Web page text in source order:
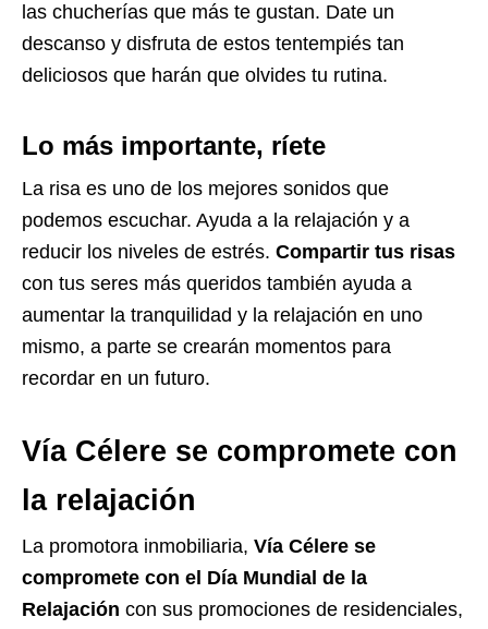
las chucherías que más te gustan. Date un
descanso y disfruta de estos tentempiés tan
deliciosos que harán que olvides tu rutina.
Lo más importante, ríete
La risa es uno de los mejores sonidos que
podemos escuchar. Ayuda a la relajación y a
reducir los niveles de estrés. Compartir tus risas
con tus seres más queridos también ayuda a
aumentar la tranquilidad y la relajación en uno
mismo, a parte se crearán momentos para
recordar en un futuro.
Vía Célere se compromete con
la relajación
La promotora inmobiliaria, Vía Célere se
compromete con el Día Mundial de la
Relajación con sus promociones de residenciales,